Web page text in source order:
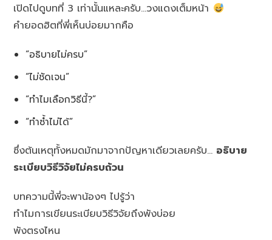
เปิดไปดูบทที่ 3 เท่านั้นแหละครับ…วงแดงเต็มหน้า
คำยอดฮิตที่พี่เห็นบ่อยมากคือ
“อธิบายไม่ครบ”
“ไม่ชัดเจน”
“ทำไมเลือกวิธีนี้?”
“ทำซ้ำไม่ได้”
ซึ่งต้นเหตุทั้งหมดมักมาจากปัญหาเดียวเลยครับ… อธิบาย
ระเบียบวิธีวิจัยไม่ครบถ้วน
บทความนี้พี่จะพาน้องๆ ไปรู้ว่า
ทำไมการเขียนระเบียบวิธีวิจัยถึงพังบ่อย
พังตรงไหน